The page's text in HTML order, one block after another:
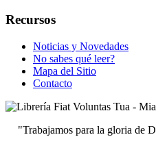
Recursos
Noticias y Novedades
No sabes qué leer?
Mapa del Sitio
Contacto
"Trabajamos para la gloria de